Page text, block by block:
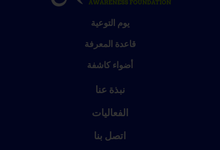
يوم التوعية
قاعدة المعرفة
أضواء كاشفة
نبذة عنا
الفعاليات
اتصل بنا